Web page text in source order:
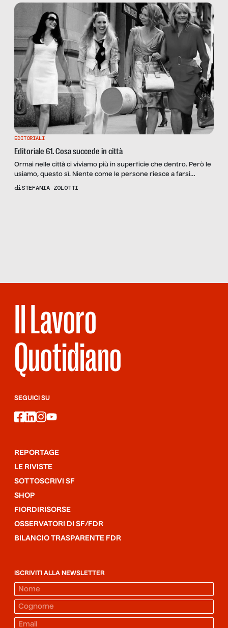
abbiamo imparato a vivere […]
EDITORIALI
Editoriale 61. Cosa succede in città
Ormai nelle città ci viviamo più in superficie che dentro. Però le
usiamo, questo sì. Niente come le persone riesce a farsi
simbolo di una misura urbana, periferia e centro, la scelta e lo
diSTEFANIA ZOLOTTI
Il Lavoro
Quotidiano
SEGUICI SU
facebook
linkedin
instagram
youtube
REPORTAGE
LE RIVISTE
SOTTOSCRIVI SF
SHOP
FIORDIRISORSE
OSSERVATORI DI SF/FDR
BILANCIO TRASPARENTE FDR
ISCRIVITI ALLA NEWSLETTER